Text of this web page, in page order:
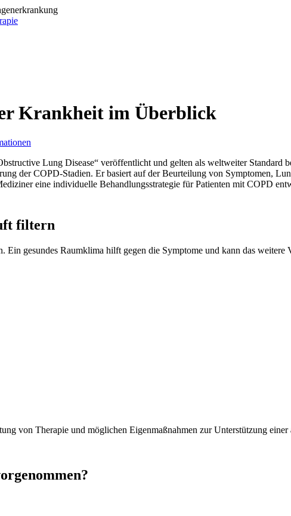
Krankheit im Überblick
Lung Disease“ veröffentlicht und gelten als weltweiter Standard
der COPD-Stadien. Er basiert auf der Beurteilung von Symptomen,
eine individuelle Behandlungsstrategie für Patienten mit COPD
filtern
gesundes Raumklima hilft gegen die Symptome und kann das weitere
von Therapie und möglichen Eigenmaßnahmen zur Unterstützung